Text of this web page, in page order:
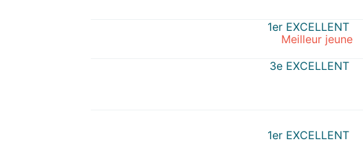
1er EXCELLENT
Meilleur jeune
3e EXCELLENT
1er EXCELLENT